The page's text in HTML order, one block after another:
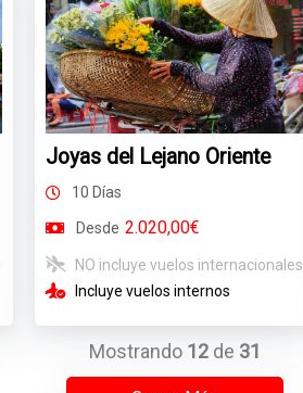
Joyas del Lejano Oriente
10 Días
Desde 2.020,00€
NO incluye vuelos internacionales
Incluye vuelos internos
Mostrando 12 de 31